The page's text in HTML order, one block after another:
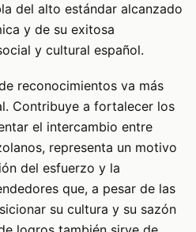
del alto estándar alcanzado
y de su exitosa
y cultural español.
reconocimientos va más
Contribuye a fortalecer los
el intercambio entre
representa un motivo
del esfuerzo y la
que, a pesar de las
su cultura y su sazón